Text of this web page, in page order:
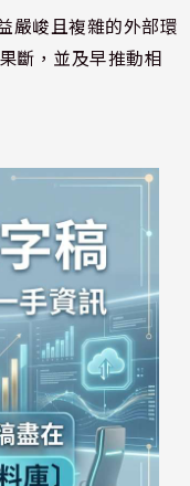
嚴峻且複雜的外部環
斷，並及早推動相